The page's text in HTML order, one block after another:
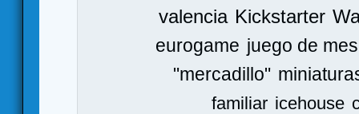
valencia Kickstarter
eurogame juego de
"mercadillo"
familiar icehouse